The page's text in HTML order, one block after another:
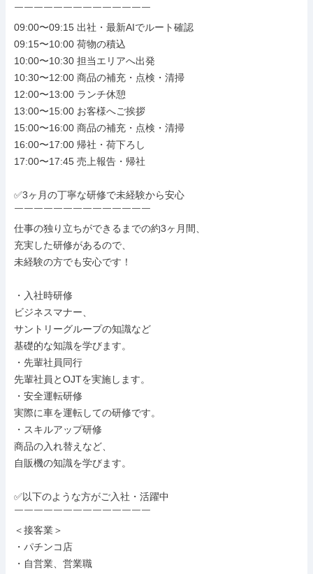
￣￣￣￣￣￣￣￣￣￣￣￣￣￣
09:00〜09:15 出社・最新AIでルート確認
09:15〜10:00 荷物の積込
10:00〜10:30 担当エリアへ出発
10:30〜12:00 商品の補充・点検・清掃
12:00〜13:00 ランチ休憩
13:00〜15:00 お客様へご挨拶
15:00〜16:00 商品の補充・点検・清掃
16:00〜17:00 帰社・荷下ろし
17:00〜17:45 売上報告・帰社
✅3ヶ月の丁寧な研修で未経験から安心
￣￣￣￣￣￣￣￣￣￣￣￣￣￣
仕事の独り立ちができるまでの約3ヶ月間、
充実した研修があるので、
未経験の方でも安心です！
・入社時研修
ビジネスマナー、
サントリーグループの知識など
基礎的な知識を学びます。
・先輩社員同行
先輩社員とOJTを実施します。
・安全運転研修
実際に車を運転しての研修です。
・スキルアップ研修
商品の入れ替えなど、
自販機の知識を学びます。
✅以下のような方がご入社・活躍中
￣￣￣￣￣￣￣￣￣￣￣￣￣￣
＜接客業＞
・パチンコ店
・自営業、営業職